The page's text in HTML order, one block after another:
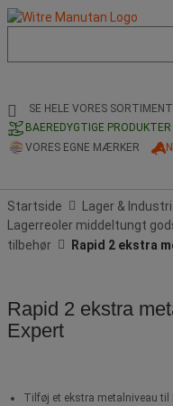
og
søgehistorik
SE HELE VORES SORTIMENT
BAEREDYGTIGE PRODUKTER
VORES EGNE MÆRKER
Startside Lager & Industri
Lagerreoler middeltungt
tilbehør
Rapid 2 ekstra
Rapid 2 ekstra
Expert
Tilføj et ekstra metalniveau til